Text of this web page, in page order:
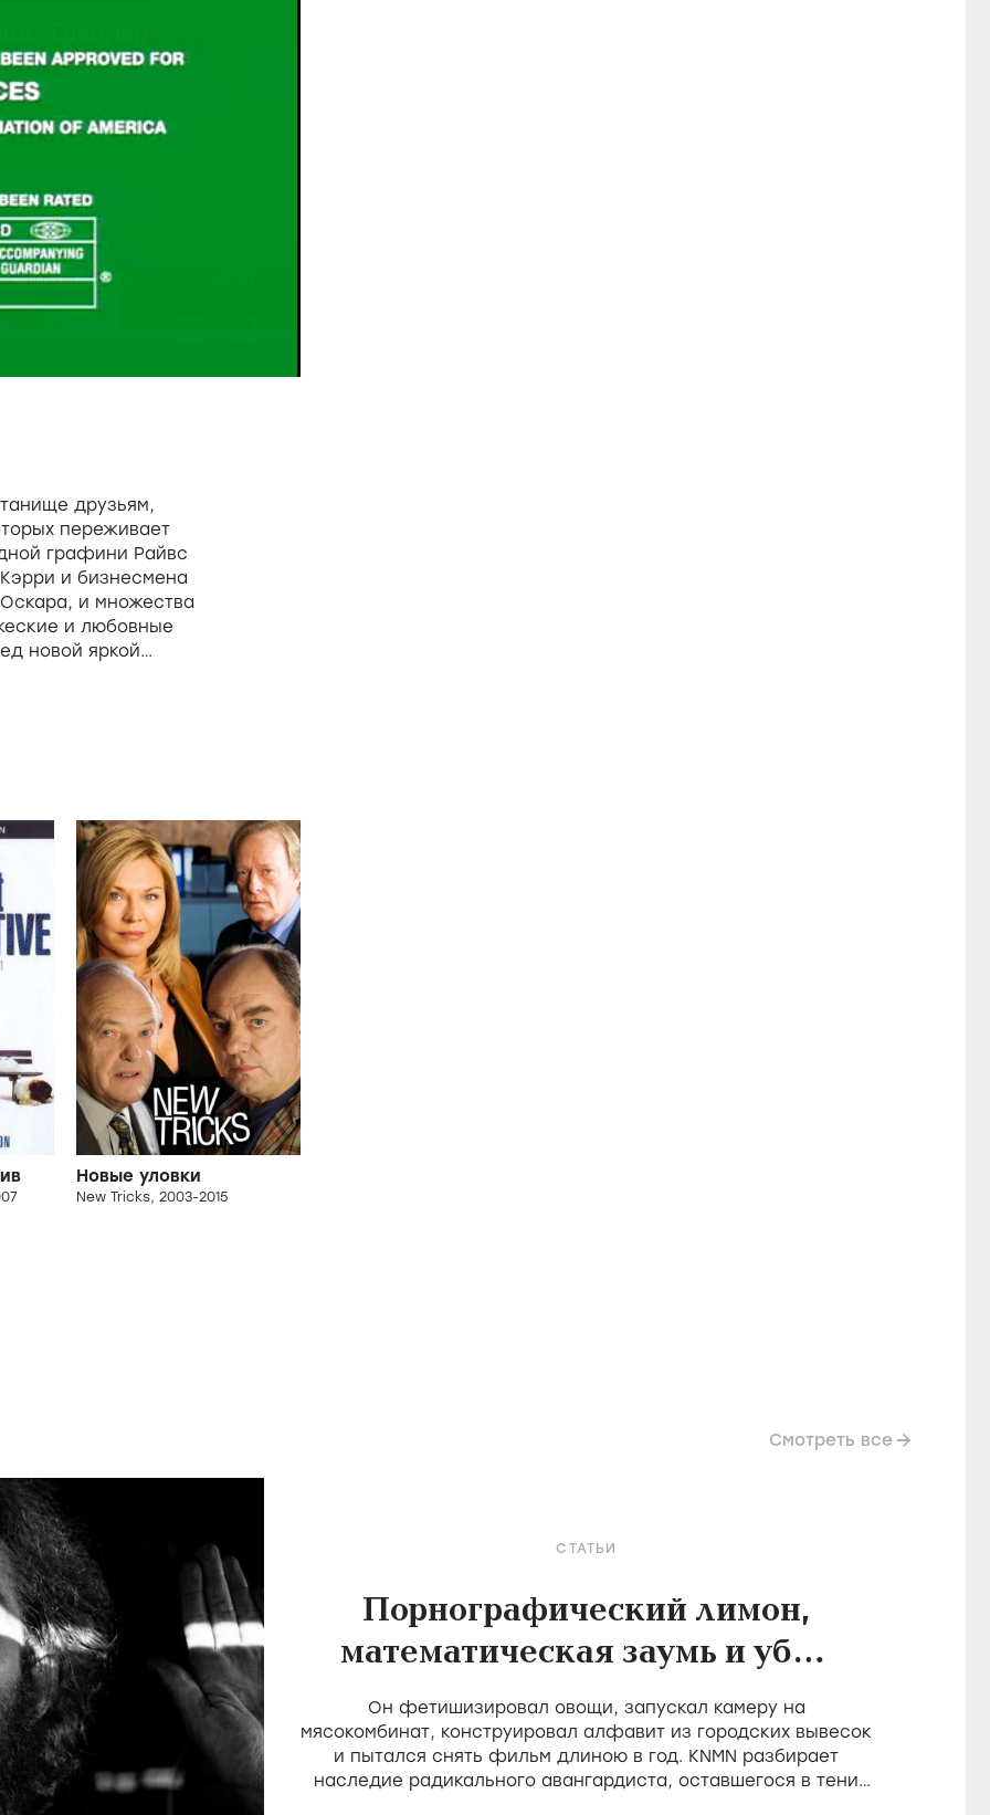
друзьям,
переживает
графини Райвс
и бизнесмена
и множества
и любовные
новой яркой
Новые уловки
New Tricks, 2003-2015
Смотреть все
СТАТЬИ
Порнографический лимон,
математическая заумь и убой
скота в фильмах Холлиса
Фрэмптона
Он фетишизировал овощи, запускал камеру на
мясокомбинат, конструировал алфавит из городских вывесок
и пытался снять фильм длиною в год. KNMN разбирает
наследие радикального авангардиста, оставшегося в тени